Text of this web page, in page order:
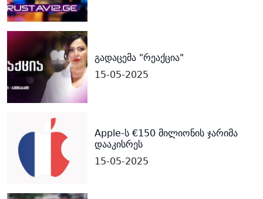
გადაცემა "რეაქცია"
15-05-2025
Apple-ს €150 მილიონის ჯარიმა
დააკისრეს
15-05-2025